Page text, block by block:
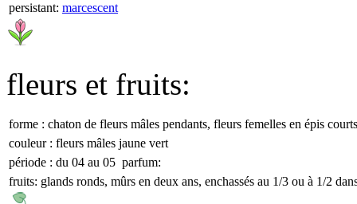
persistant: marcescent
fleurs et fruits:
forme : chaton de fleurs mâles pendants, fleurs femelles en épis courts
couleur : fleurs mâles jaune vert
période : du 04 au 05 parfum:
fruits: glands ronds, mûrs en deux ans, enchassés au 1/3 ou à 1/2